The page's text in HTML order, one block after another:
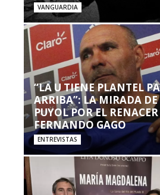
VANGUARDIA
“LA U TIENE PLANTEL
ARRIBA”: LA MIRADA
PUYOL POR EL
FERNANDO GAGO
ENTREVISTAS